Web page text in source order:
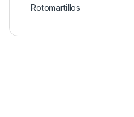
Rotomartillos